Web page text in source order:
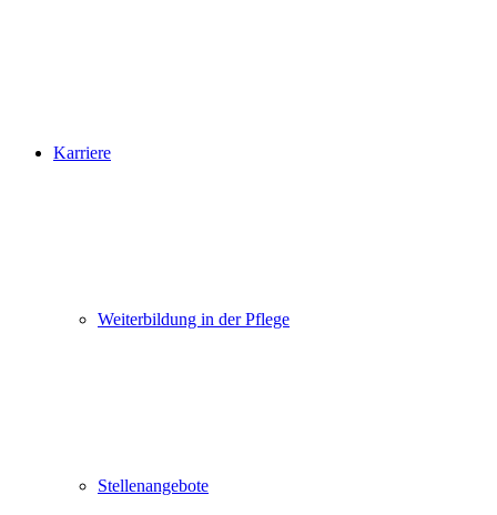
Karriere
Weiterbildung in der Pflege
Stellenangebote